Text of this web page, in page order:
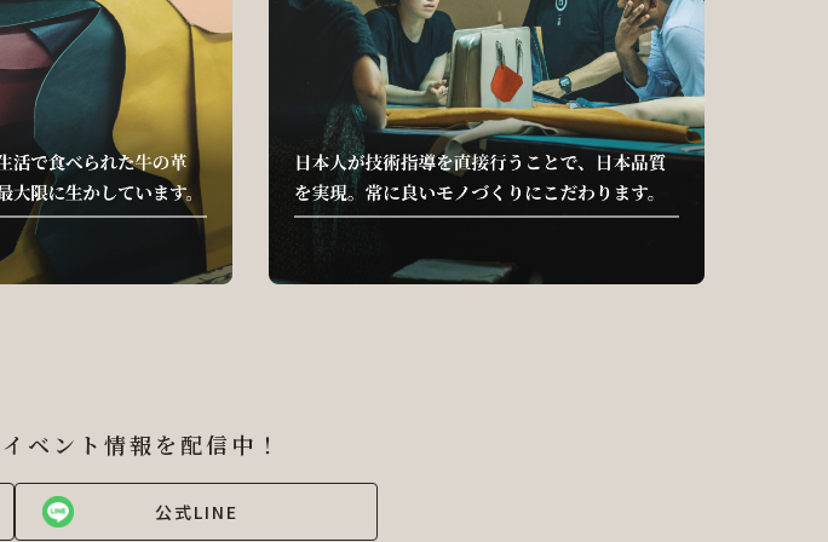
ベント情報を 配信中！
公式LINE